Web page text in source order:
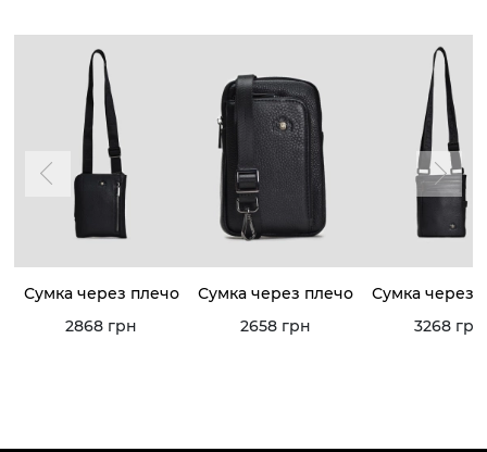
Сумка через плечо
2868 грн
Сумка через плечо
2658 грн
Сумка через
3268 грн